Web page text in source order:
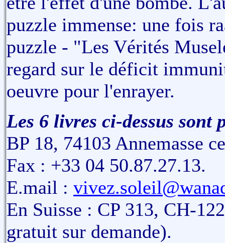
puzzle immense: une fois
puzzle - "Les Vérités
regard sur le déficit
oeuvre pour l'enrayer.
Les 6 livres ci-dessus sont
BP 18, 74103 Annemasse
Fax : +33 04 50.87.27.13.
E.mail :
En Suisse : CP 313, CH-
gratuit sur demande).